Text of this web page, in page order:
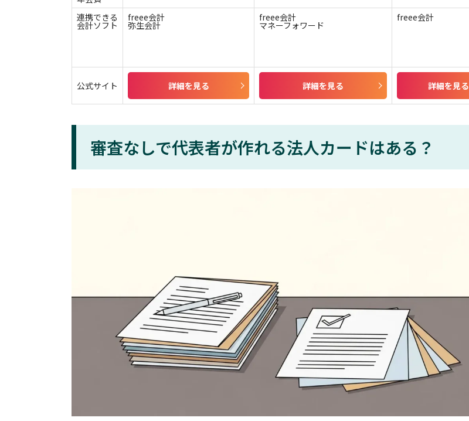
連携できる
会計ソフト
freee会計
弥生会計
freee会計
マネーフォワード
freee会計
公式サイト 詳細を見る 詳細を見る 詳細を見る
審査なしで代表者が作れる法人カードはある？